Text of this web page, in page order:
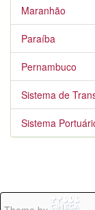
Maranhão
Paraíba
Pernambuco
Sistema de
Sistema